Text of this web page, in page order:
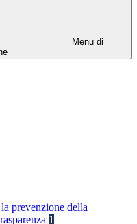
Menu di
prevenzione della
1